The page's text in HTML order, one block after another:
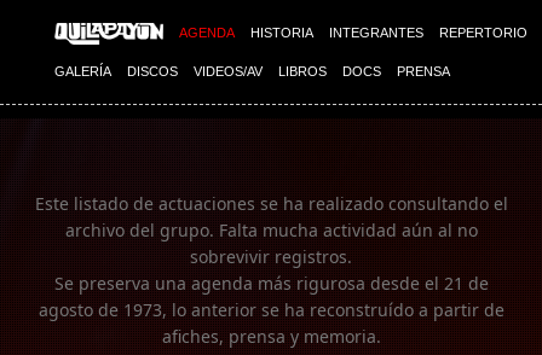
AGENDA HISTORIA INTEGRANTES REPERTORIO
GALERÍA DISCOS VIDEOS/AV LIBROS DOCS PRENSA
Imagen 01
Este listado de actuaciones se ha realizado consultando el
archivo del grupo. Falta mucha actividad aún al no
sobrevivir registros.
Se preserva una agenda más rigurosa desde el 21 de
agosto de 1973, lo anterior se ha reconstruído a partir de
afiches, prensa y memoria.